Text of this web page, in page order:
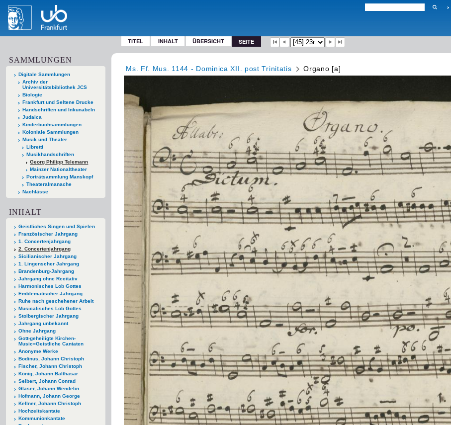
TITEL INHALT ÜBERSICHT SEITE
SAMMLUNGEN
Digitale Sammlungen
Archiv der
Universitätsbibliothek JCS
Biologie
Frankfurt und Seltene Drucke
Handschriften und Inkunabeln
Judaica
Kinderbuchsammlungen
Koloniale Sammlungen
Musik und Theater
Libretti
Musikhandschriften
Georg Philipp Telemann
Mainzer Nationaltheater
Porträtsammlung Manskopf
Theateralmanache
Nachlässe
INHALT
Geistliches Singen und Spielen
Französischer Jahrgang
1. Concertenjahrgang
2. Concertenjahrgang
Sicilianischer Jahrgang
1. Lingenscher Jahrgang
Brandenburg-Jahrgang
Jahrgang ohne Recitativ
Harmonisches Lob Gottes
Emblematischer Jahrgang
Ruhe nach geschehener Arbeit
Musicalisches Lob Gottes
Stolbergischer Jahrgang
Jahrgang unbekannt
Ohne Jahrgang
Gott-geheiligte Kirchen-
Music=Geistliche Cantaten
Anonyme Werke
Bodinus, Johann Christoph
Fischer, Johann Christoph
König, Johann Balthasar
Seibert, Johann Conrad
Glaser, Johann Wendelin
Hofmann, Johann George
Kellner, Johann Christoph
Hochzeitskantate
Kommunionkantate
Ms. Ff. Mus. 1144 - Dominica XII. post Trinitatis Organo [a]